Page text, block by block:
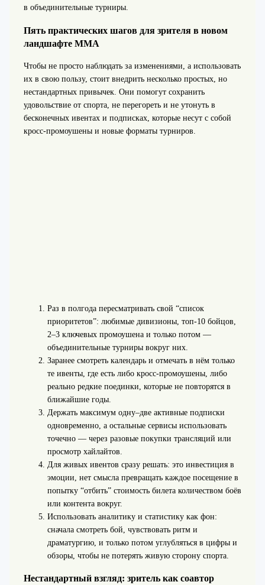
в объединительные турниры.
Пять практических шагов для зрителя в новом
ландшафте ММА
Чтобы не просто наблюдать за изменениями, а использовать
их в свою пользу, стоит внедрить несколько простых, но
нестандартных привычек. Они помогут сохранить
удовольствие от спорта, не перегореть и не утонуть в
бесконечных ивентах и подписках, которые несут с собой
кросс-промоушены и новые форматы турниров.
Раз в полгода пересматривать свой “список
приоритетов”: любимые дивизионы, топ‑10 бойцов,
2–3 ключевых промоушена и только потом —
объединительные турниры вокруг них.
Заранее смотреть календарь и отмечать в нём только
те ивенты, где есть либо кросс-промоушены, либо
реально редкие поединки, которые не повторятся в
ближайшие годы.
Держать максимум одну–две активные подписки
одновременно, а остальные сервисы использовать
точечно — через разовые покупки трансляций или
просмотр хайлайтов.
Для живых ивентов сразу решать: это инвестиция в
эмоции, нет смысла превращать каждое посещение в
попытку “отбить” стоимость билета количеством боёв
или контента вокруг.
Использовать аналитику и статистику как фон:
сначала смотреть бой, чувствовать ритм и
драматургию, и только потом углубляться в цифры и
обзоры, чтобы не потерять живую сторону спорта.
Нестандартный взгляд: зритель как соавтор